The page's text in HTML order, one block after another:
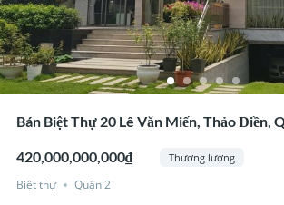
Bán Biệt Thự 20 Lê Văn Miến, Thảo Điền,
420,000,000,000₫ Thương lượng
Biệt thự Quận 2